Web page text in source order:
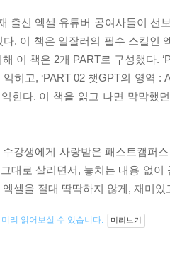
출신 엑셀 유튜버 공여사들이 선
다. 이 책은 일잘러의 필수 스킬인
이 책은 2개 PART로 구성했다.
히고, ‘PART 02 챗GPT의 영역
힌다. 이 책을 읽고 나면 막막했
수강생에게 사랑받은 패스트캠퍼
대로 살리면서, 놓치는 내용 없
셀을 절대 딱딱하지 않게, 재미
리 읽어보실 수 있습니다. 미리보기